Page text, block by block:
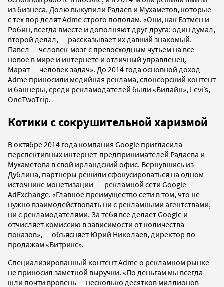
из бизнеса. Долю выкупили Радаев и Мухаметов, которые
с тех пор делят Adme строго пополам. «Они, как Бэтмен и
Робин, всегда вместе и дополняют друг друга: один думал,
второй делал, — рассказывает их давний знакомый. —
Павел — человек-мозг с превосходным чутьем на все
новое в мире и интернете и отличный управленец,
Марат — человек задач». До 2014 года основной доход
Adme приносили медийная реклама, спонсорский контент
и баннеры, среди рекламодателей были «Билайн», Levi’s,
OneTwoTrip.
Котики с сокрушительной харизмой
В октябре 2014 года компания Google пригласила
перспективных интернет-предпринимателей Радаева и
Мухаметова в свой ирландский офис. Вернувшись из
Дублина, партнеры решили сфокусироваться на одном
источнике монетизации — рекламной сети Google
AdExchange. «Главное преимущество сети в том, что не
нужно взаимодействовать ни с рекламными агентствами,
ни с рекламодателями. За тебя все делает Google и
отчисляет комиссию в зависимости от количества
показов», — объясняет Юрий Николаев, директор по
продажам «Битрикс».
Специализированный контент Adme о рекламном рынке
не приносил заметной выручки. «По деньгам мы всегда
шли почти вровень — несколько десятков миллионов